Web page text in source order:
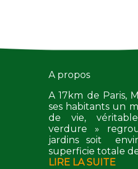
A propos
A 17km de Paris,
ses habitants un
de vie,
verdure »
jardins soit
superficie totale
LIRE LA SUITE